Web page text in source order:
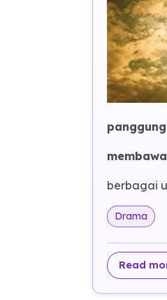
Pria
Si
panggung
berbagai